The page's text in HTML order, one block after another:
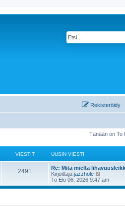
Rekisteröidy
Tänään on To
VIESTIT UUSIN VIESTI
2491
Re: Mitä mieltä
Kirjoittaja jazzhole
ä
y
To Elo 06, 2026 9:47 am